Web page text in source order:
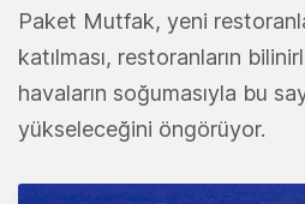
Paket Mutfak, yeni
katılması, restoranların
havaların soğumasıyla bu
yükseleceğini öngörüyor.